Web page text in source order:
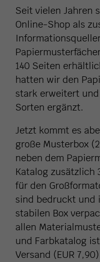
Seit vielen Jahren
Online-Shop als
140 Seiten
hatten wir den
stark erweitert
Sorten ergänzt.
Jetzt kommt es
große Musterbox
neben dem
Katalog zusätzlich
für den
sind bedruckt und
stabilen Box
allen
und Farbkatalog
Versand (EUR